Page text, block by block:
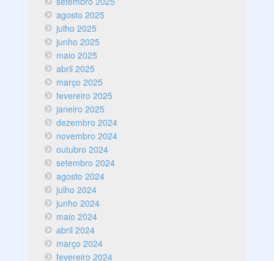
agosto 2025
julho 2025
junho 2025
maio 2025
abril 2025
março 2025
fevereiro 2025
janeiro 2025
dezembro 2024
novembro 2024
outubro 2024
setembro 2024
agosto 2024
julho 2024
junho 2024
maio 2024
abril 2024
março 2024
fevereiro 2024